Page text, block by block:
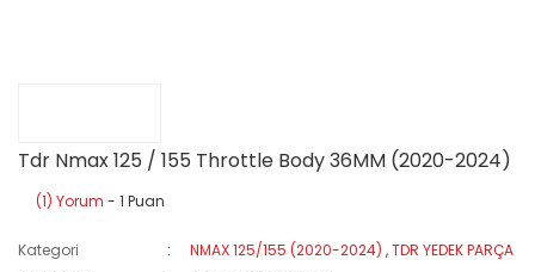
Tdr Nmax 125 / 155 Throttle Body 36MM (2020-2024)
(1) Yorum - 1 Puan
Kategori NMAX 125/155 (2020-2024) ,TDR YEDEK PARÇA